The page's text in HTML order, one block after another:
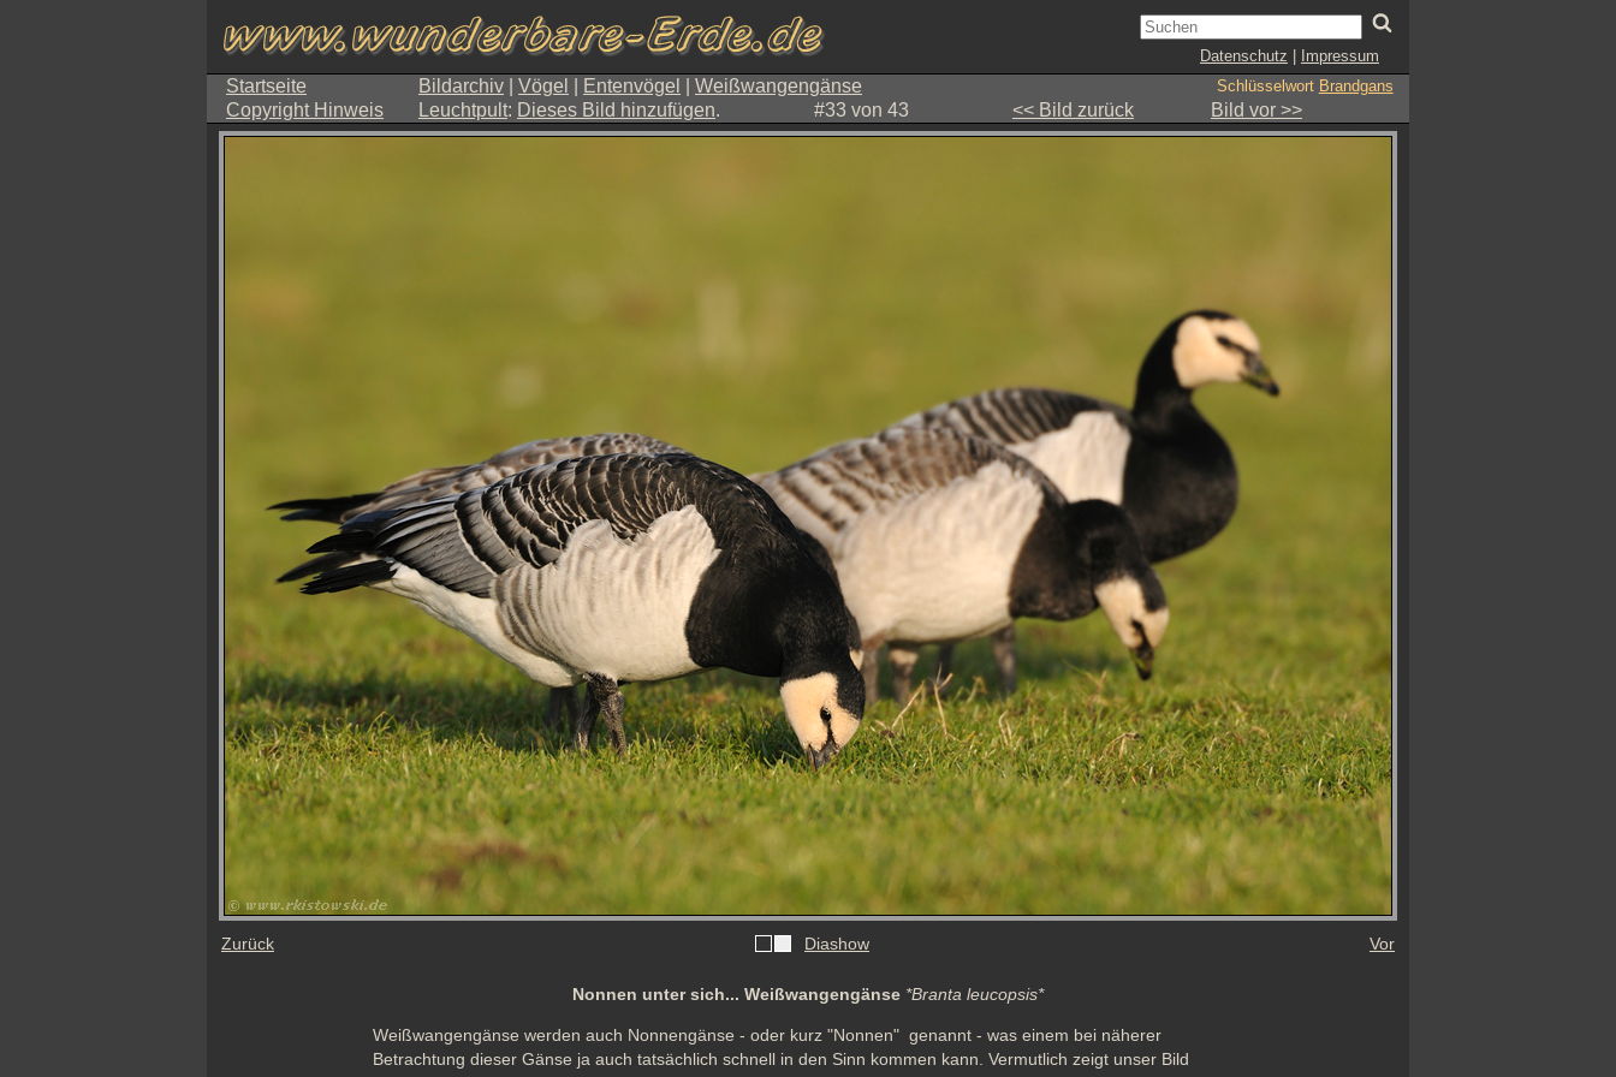
Datenschutz Impressum
Startseite Bildarchiv Vögel Entenvögel Weißwangengänse Schlüsselwort Brandgans
Copyright Hinweis Leuchtpult: Dieses Bild hinzufügen. #33 von 43 << Bild zurück Bild vor >>
Zurück Diashow Vor
Nonnen unter sich... Weißwangengänse *Branta leucopsis*
Weißwangengänse werden auch Nonnengänse - oder kurz "Nonnen"  genannt - was einem bei näherer
Betrachtung dieser Gänse ja auch tatsächlich schnell in den Sinn kommen kann. Vermutlich zeigt unser Bild